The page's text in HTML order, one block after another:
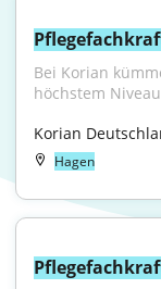
Bei Korian
höchstem
Korian
Hagen